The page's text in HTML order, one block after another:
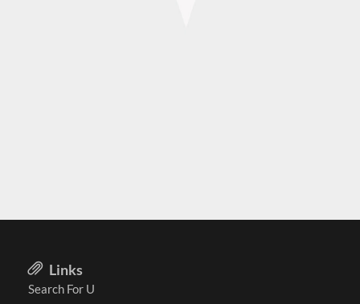
Links
Search For U